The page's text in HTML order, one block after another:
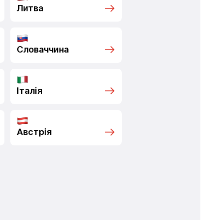
Литва
Словаччина
Італія
Австрія